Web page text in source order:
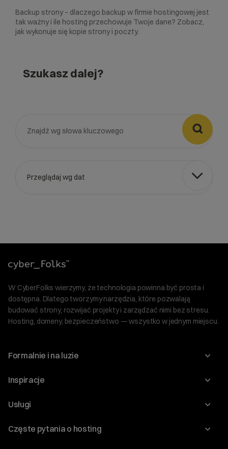
Backup strony – dlaczego backup w firmie hostingowej jest
tak ważny i ile hosting przechowuje Twoje dane? Zobacz,
jak wykonuje się kopie strony i poczty.
Szukasz dalej?

Przeglądaj wg dat
W CyberFolks wierzymy, że technologia powinna być prosta i
dostępna. Dlatego tworzymy narzędzia, które pozwalają
budować strony, rozwijać projekty i zarządzać nimi bez stresu.
Hosting, domeny, bezpieczeństwo — wszystko w jednym miejscu.
Formalnie i na luzie
O nas
Program Korzyści dla Inwestorów
Regulaminy i specyfikacje
Inspiracje
Blog
WordPress
Usługi
Domeny
Częste pytania o hosting